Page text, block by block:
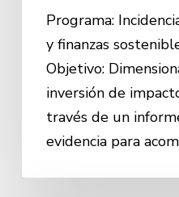
inversión
impacto
Argentina
Programa:
y finanzas
Objetivo:
inversión de
través de un
evidencia para